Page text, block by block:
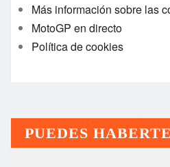
Más información sobre las
MotoGP en directo
Política de cookies
PUEDES